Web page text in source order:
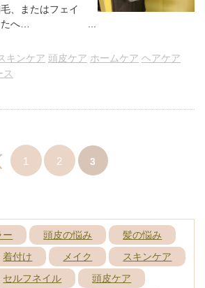
、またはフェイ
へ…
トでお馴染みの
きるヘアケアの
。
プクレンジング
います！
キンケア 頭皮ケア ホームケア ヘアケア
ス
1 2 3
ー 頭皮の悩み
髪の悩み
着付け メイク
スキンケア
セルフネイル
頭皮ケア